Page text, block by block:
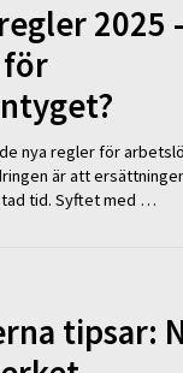
2025
nya regler för
är att
tid. Syftet med …
tipsar: